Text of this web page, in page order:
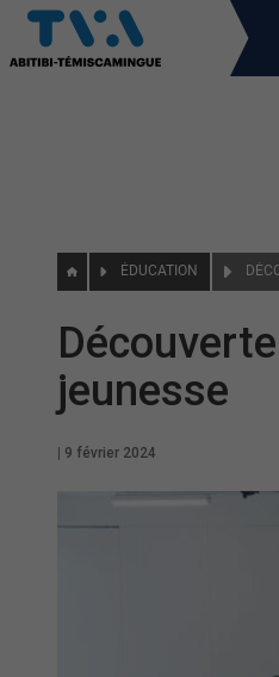
ÉDUCATION
jeunesse
9 février 2024